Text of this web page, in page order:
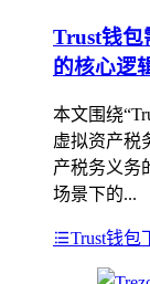
Trust钱包
的核心逻
本文围绕
虚拟资产税
产税务义务
场景下的...
Trust钱包